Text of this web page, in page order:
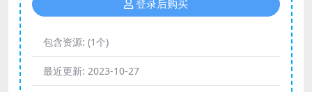
登录后购买
包含资源: (1个)
最近更新: 2023-10-27